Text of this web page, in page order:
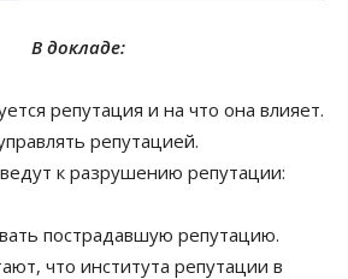
В докладе:
репутация и на что она влияет.
репутацией.
к разрушению репутации:
пострадавшую репутацию.
что института репутации в